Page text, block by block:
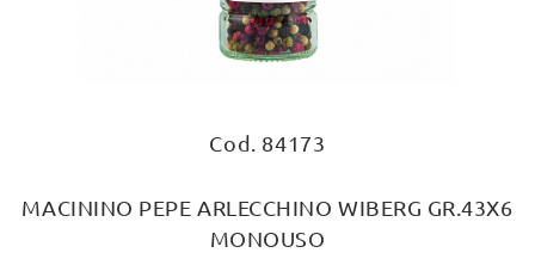
Cod. 84173
MACININO PEPE ARLECCHINO WIBERG GR.43X6
MONOUSO